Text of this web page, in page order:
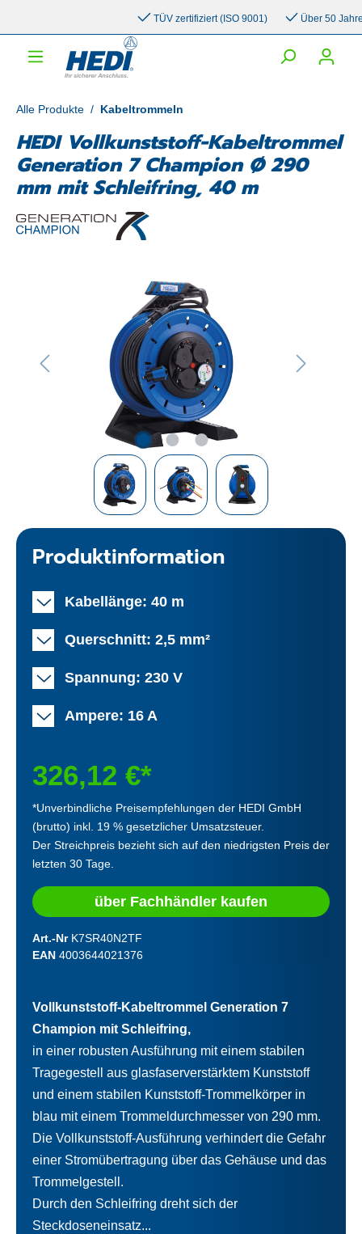
TÜV zertifiziert (ISO 9001) Über 50 Jahre
Alle Produkte / Kabeltrommeln
HEDI Vollkunststoff-Kabeltrommel
Generation 7 Champion Ø 290
mm mit Schleifring, 40 m
Produktinformation
Kabellänge: 40 m
Querschnitt: 2,5 mm²
Spannung: 230 V
Ampere: 16 A
326,12 €*
*Unverbindliche Preisempfehlungen der HEDI GmbH
(brutto) inkl. 19 % gesetzlicher Umsatzsteuer.
Der Streichpreis bezieht sich auf den niedrigsten Preis der
letzten 30 Tage.
über Fachhändler kaufen
Art.-Nr K7SR40N2TF
EAN 4003644021376
Vollkunststoff-Kabeltrommel Generation 7
Champion mit Schleifring,
in einer robusten Ausführung mit einem stabilen
Tragegestell aus glasfaserverstärktem Kunststoff
und einem stabilen Kunststoff-Trommelkörper in
blau mit einem Trommeldurchmesser von 290 mm.
Die Vollkunststoff-Ausführung verhindert die Gefahr
einer Stromübertragung über das Gehäuse und das
Trommelgestell.
Durch den Schleifring dreht sich der
Steckdoseneinsatz...